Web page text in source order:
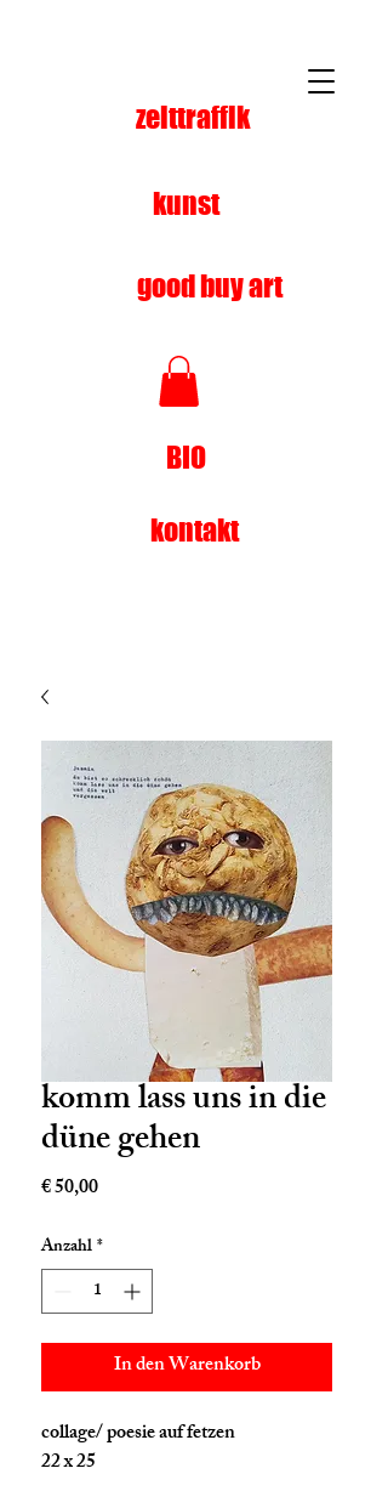
kunst
zeittraffik
good buy art
BIO
kontakt
komm lass uns in die
düne gehen
€ 50,00Preis
Anzahl*
In den Warenkorb
collage/ poesie auf fetzen
22 x 25